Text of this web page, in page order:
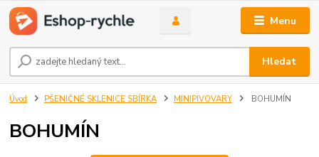
Menu
Hledat
Úvod PŠENIČNÉ SKLENICE SBÍRKA MINIPIVOVARY BOHUMÍN
BOHUMÍN